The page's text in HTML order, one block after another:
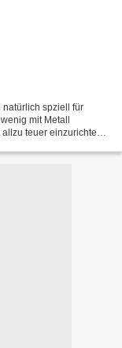
natürlich spziell für
mit Metall
teuer einzurichten